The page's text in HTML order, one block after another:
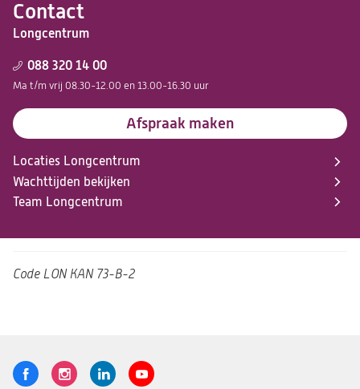
Contact
Longcentrum
088 320 14 00
Ma t/m vrij 08.30-12.00 en 13.00-16.30 uur
Afspraak maken
Locaties Longcentrum
Wachttijden bekijken
Team Longcentrum
Code LON KAN 73-B-2
Volg
Logo
Logo
Logo
Logo